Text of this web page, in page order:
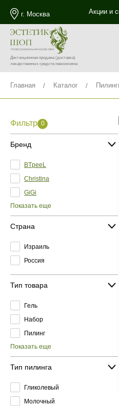
г. Москва Акции и
Дистанционная продажа(доставка)
лекарственных средств невозможна
Главная Каталог
Фильтр 0
Бренд
BTpeeL
Christina
GiGi
Показать еще
Страна
Израиль
Россия
Тип товара
Гель
Набор
Пилинг
Показать еще
Тип пилинга
Гликолевый
Молочный